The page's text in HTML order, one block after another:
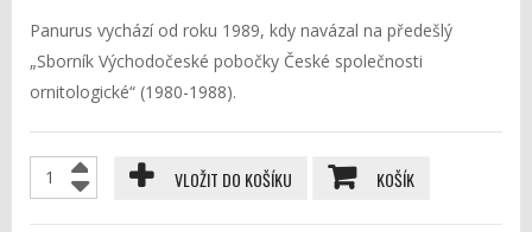
Panurus vychází od roku 1989, kdy navázal na předešlý
„Sborník Východočeské pobočky České společnosti
ornitologické“ (1980-1988).
VLOŽIT DO KOŠÍKU KOŠÍK